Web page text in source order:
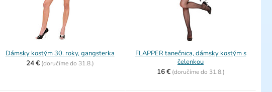
Dámsky kostým 30. roky, gangsterka
24 € (doručíme do 31.8.)
FLAPPER tanečnica, dámsky kostým s
čelenkou
16 € (doručíme do 31.8.)